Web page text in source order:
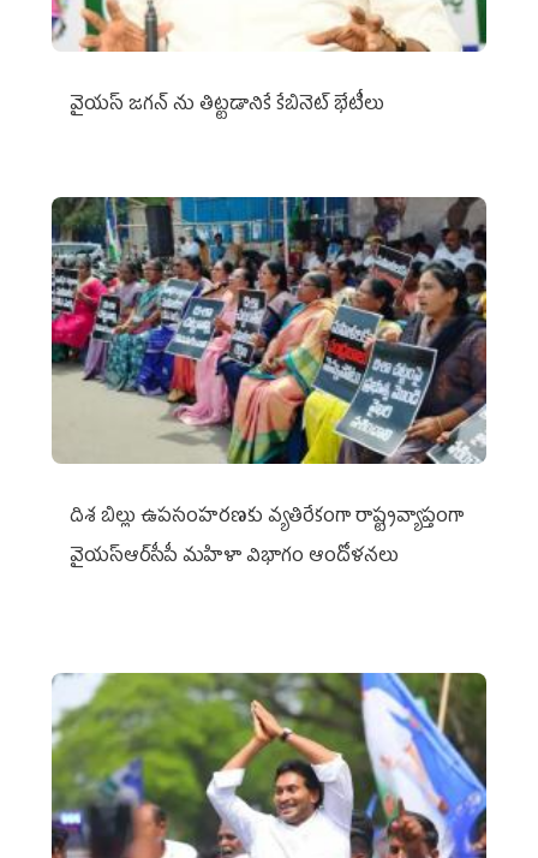
వైయ‌స్ జగన్‌ ను తిట్టడానికే కేబినెట్‌ భేటీలు
దిశ బిల్లు ఉపసంహరణకు వ్యతిరేకంగా రాష్ట్రవ్యాప్తంగా
వైయ‌స్ఆర్‌సీపీ మహిళా విభాగం ఆందోళనలు